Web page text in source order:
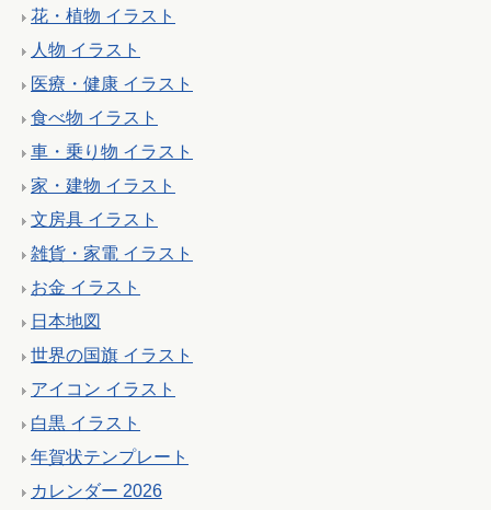
花・植物 イラスト
人物 イラスト
医療・健康 イラスト
食べ物 イラスト
車・乗り物 イラスト
家・建物 イラスト
文房具 イラスト
雑貨・家電 イラスト
お金 イラスト
日本地図
世界の国旗 イラスト
アイコン イラスト
白黒 イラスト
年賀状テンプレート
カレンダー 2026